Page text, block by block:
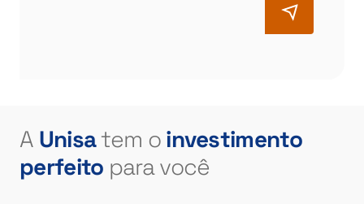
A Unisatem oinvestimento
perfeito para você